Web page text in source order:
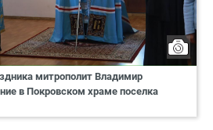
митрополит Владимир
в Покровском храме поселка